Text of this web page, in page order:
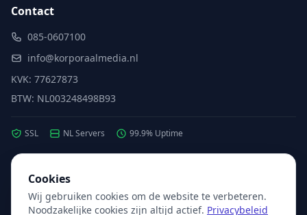
Contact
085-0607100
info@korporaalmedia.nl
KVK: 77627873
BTW: NL003248498B93
SSL NL Servers 99.9% Uptime
Cookies
Wij gebruiken cookies om de website te verbeteren.
Noodzakelijke cookies zijn altijd actief. Privacybeleid